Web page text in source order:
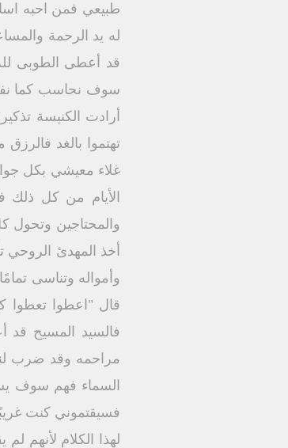
طبيعي فمن احبه
له يد الرحمة
أرادت الكنيسة
تهتموا بالغد
غلاء معيشي بكل
الأيام من كل ذلك
والمحتاجين وتحول
وأمواله وتناسى
فالسيد المسيح قد
السماء فهم سوف
لهذا الكلام لأنهم